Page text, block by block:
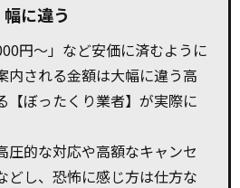
幅に違う
円～」など安価に済むように
内される金額は大幅に違う高
【ぼったくり業者】が実際に
圧的な対応や高額なキャンセ
どし、恐怖に感じ方は仕方な